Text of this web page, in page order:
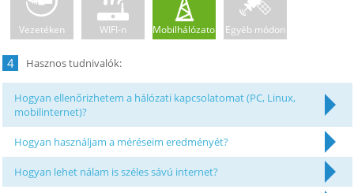
Vezetéken WIFI-n Mobilhálózaton Egyéb módon
4
Hogyan ellenőrizhetem a hálózati kapcsolatomat (PC, Linux,
mobilinternet)?
Hogyan használjam a méréseim eredményét?
Hogyan lehet nálam is széles sávú internet?